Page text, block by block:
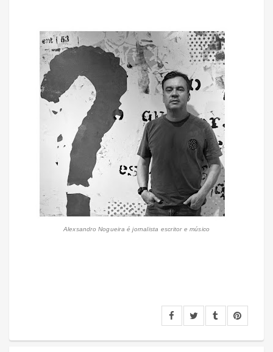
Alexsandro Nogueira é jornalista escritor e músico